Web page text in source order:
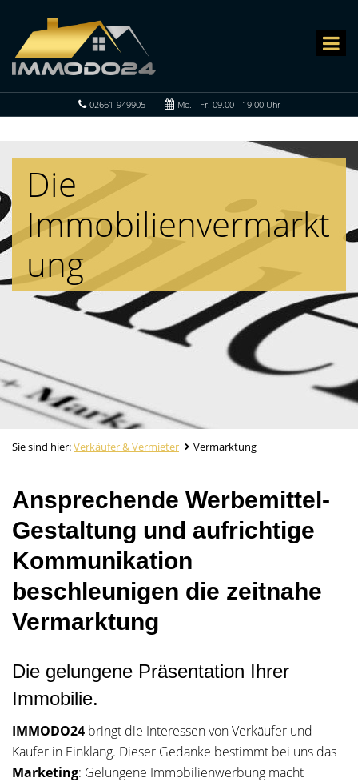
02661-949905 Mo. - Fr. 09.00 - 19.00 Uhr
Die
Immobilienvermarkt
ung
Sie sind hier:Verkäufer & Vermieter Vermarktung
Ansprechende Werbemittel-
Gestaltung und aufrichtige
Kommunikation
beschleunigen die zeitnahe
Vermarktung
Die gelungene Präsentation Ihrer
Immobilie.
IMMODO24 bringt die Interessen von Verkäufer und
Käufer in Einklang. Dieser Gedanke bestimmt bei uns das
Marketing: Gelungene Immobilienwerbung macht